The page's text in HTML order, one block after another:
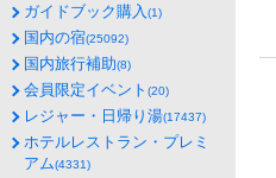
ガイドブック購入 (1)
国内の宿(25092)
国内旅行補助(8)
会員限定イベント (20)
レジャー・日帰り湯(17437)
ホテルレストラン・プレミ
アム(4331)